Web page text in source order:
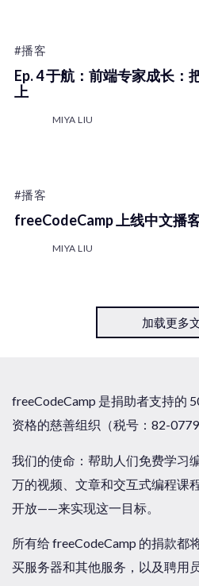
#播客
Ep. 4 于航：前端专家成长：
上
MIYA LIU
#播客
freeCodeCamp 上线中文播
MIYA LIU
加载更多
freeCodeCamp 是捐助者支持的
资格的慈善组织（税号：82-
我们的使命：帮助人们免费学习
万的视频、文章和交互式编程课
开放——来实现这一目标。
所有给 freeCodeCamp 的捐款都
买服务器和其他服务，以及聘用员